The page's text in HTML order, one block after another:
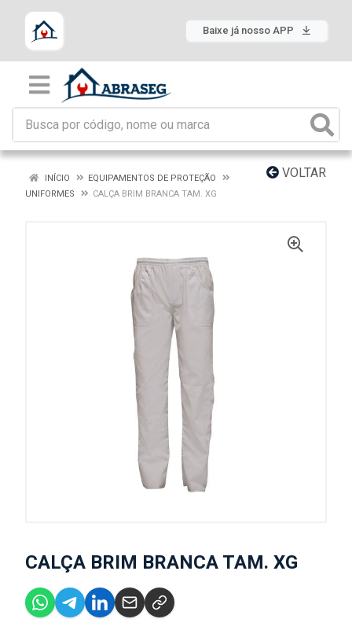
Baixe já nosso APP
VOLTAR
INÍCIO
EQUIPAMENTOS DE PROTEÇÃO
UNIFORMES
CALÇA BRIM BRANCA TAM. XG
CALÇA BRIM BRANCA TAM. XG